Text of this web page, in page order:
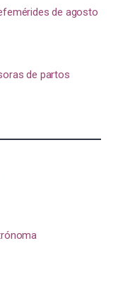
de agosto
de partos